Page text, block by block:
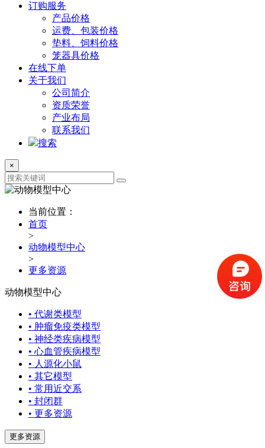
订购服务
产品价格
运费、包装价格
垫料、饲料价格
笼器具价格
在线下单
关于我们
公司简介
资质荣誉
产业布局
联系我们
搜索
×
当前位置：
首页
>
动物模型中心
>
更多资源
动物模型中心
• 代谢类模型
• 肿瘤免疫类模型
• 神经类疾病模型
• 心血管疾病模型
• 人源化小鼠
• 其它模型
• 常用近交系
• 封闭群
• 更多资源
更多资源